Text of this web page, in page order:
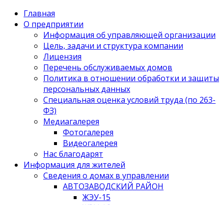
Главная
О предприятии
Информация об управляющей организации
Цель, задачи и структура компании
Лицензия
Перечень обслуживаемых домов
Политика в отношении обработки и защиты
персональных данных
Специальная оценка условий труда (по 263-
ФЗ)
Медиагалерея
Фотогалерея
Видеогалерея
Нас благодарят
Информация для жителей
Сведения о домах в управлении
АВТОЗАВОДСКИЙ РАЙОН
ЖЭУ-15